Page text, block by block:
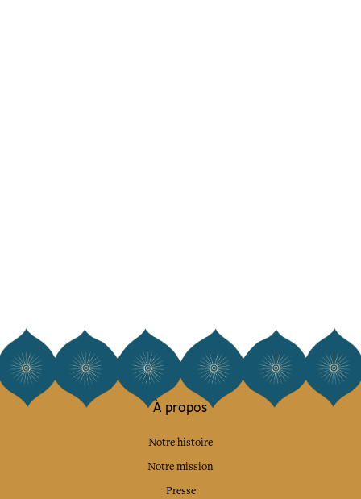
À propos
Notre histoire
Notre mission
Presse